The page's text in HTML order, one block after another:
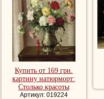
Купить от 169 грн.
картину натюрморт:
Столько красоты
Артикул: 019224